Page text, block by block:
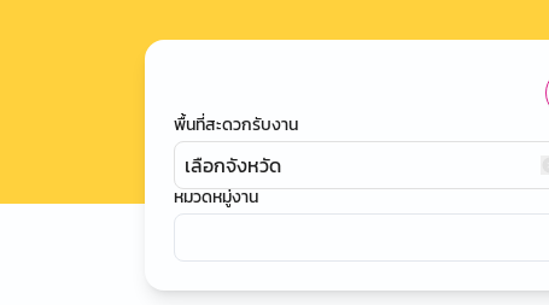
พื้นที่สะดวกรับงาน
เลือกจังหวัด
หมวดหมู่งาน